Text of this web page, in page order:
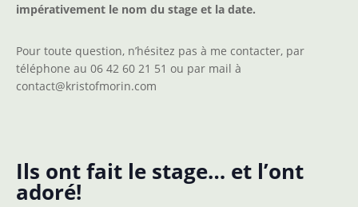
impérativement le nom du stage et la date.
Pour toute question, n’hésitez pas à me contacter, par
téléphone au 06 42 60 21 51 ou par mail à
contact@kristofmorin.com
Ils ont fait le stage… et l’ont
adoré!